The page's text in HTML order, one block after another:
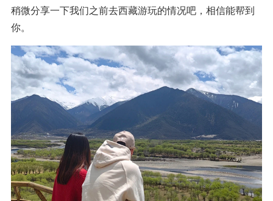
稍微分享一下我们之前去西藏游玩的情况吧，相信能帮到
你。